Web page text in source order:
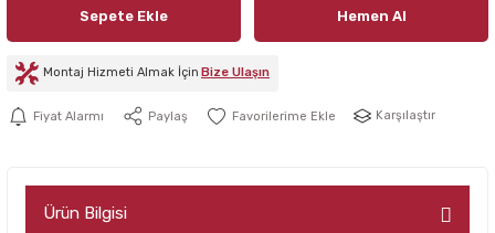
Sepete Ekle Hemen Al
Montaj Hizmeti Almak İçin Bize Ulaşın
Fiyat Alarmı Paylaş Karşılaştır
Ürün Bilgisi